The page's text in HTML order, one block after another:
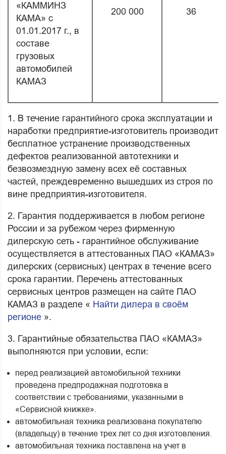
«КАММИНЗ
КАМА» с
01.01.2017 г., в
составе
грузовых
автомобилей
КАМАЗ
200 000 36
1. В течение гарантийного срока эксплуатации и
наработки предприятие-изготовитель производит
бесплатное устранение производственных
дефектов реализованной автотехники и
безвозмездную замену всех её составных
частей, преждевременно вышедших из строя по
вине предприятия-изготовителя.
2. Гарантия поддерживается в любом регионе
России и за рубежом через фирменную
дилерскую сеть - гарантийное обслуживание
осуществляется в аттестованных ПАО «КАМАЗ»
дилерских (сервисных) центрах в течение всего
срока гарантии. Перечень аттестованных
сервисных центров размещен на сайте ПАО
КАМАЗ в разделе « Найти дилера в своём
регионе ».
3. Гарантийные обязательства ПАО «КАМАЗ»
выполняются при условии, если:
перед реализацией автомобильной техники
проведена предпродажная подготовка в
соответствии с требованиями, указанными в
«Сервисной книжке».
автомобильная техника реализована покупателю
(владельцу) в течение трех лет со дня изготовления.
автомобильная техника поставлена на учет в